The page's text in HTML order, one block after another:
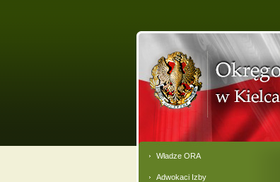
Władze ORA
Adwokaci Izby